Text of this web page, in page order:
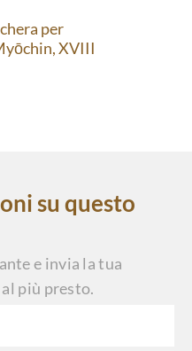
per
XVIII
su questo
e invia la tua
più presto.